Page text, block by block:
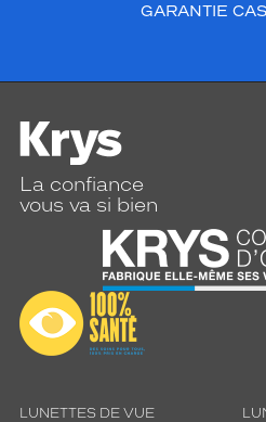
GARANTIE
La confiance
vous va si bien
LUNETTES DE VUE